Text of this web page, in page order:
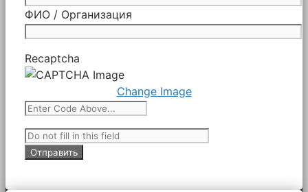
ФИО / Организация
Recaptcha
Change Image